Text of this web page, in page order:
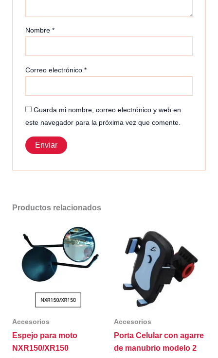
Nombre*
Correo electrónico*
Guarda mi nombre, correo electrónico y web en
este navegador para la próxima vez que comente.
Productos relacionados
Accesorios
Espejo para moto
NXR150/XR150
Accesorios
Porta Celular con agarre
de manubrio modelo 2